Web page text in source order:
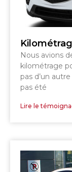
Nous avions
kilométrage
pas d’un
pas été
Lire le